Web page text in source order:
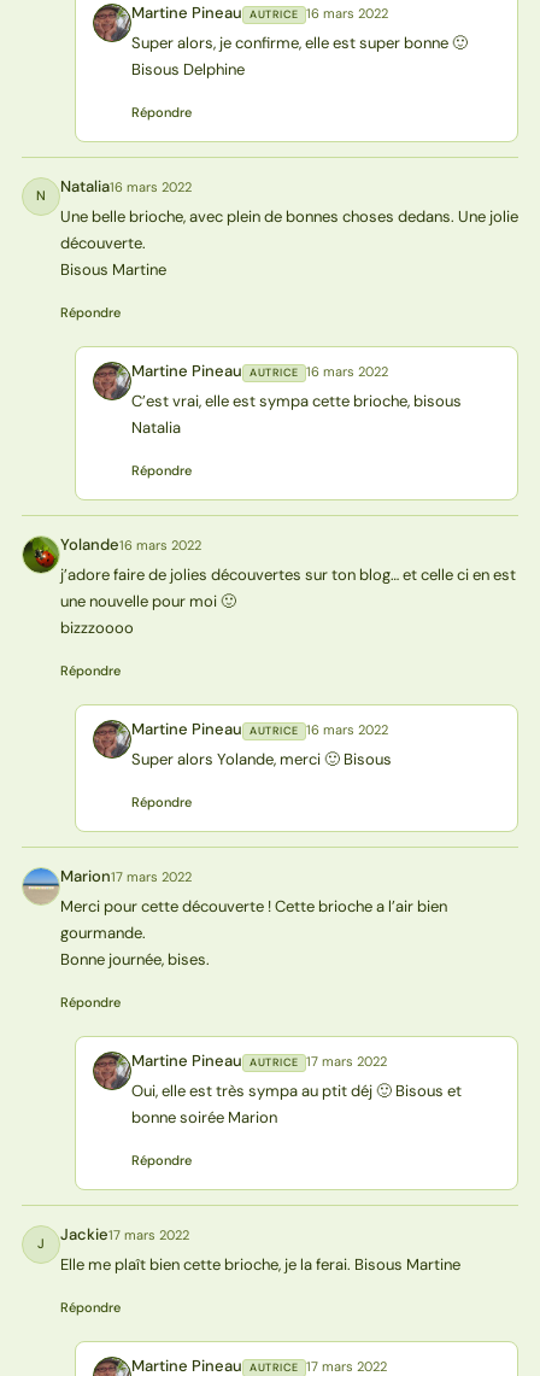
MP Martine Pineau AUTRICE 16 mars 2022
Super alors, je confirme, elle est super bonne 🙂
Bisous Delphine
Répondre
N Natalia16 mars 2022
Une belle brioche, avec plein de bonnes choses dedans. Une jolie
découverte.
Bisous Martine
Répondre
MP Martine Pineau AUTRICE 16 mars 2022
C’est vrai, elle est sympa cette brioche, bisous
Natalia
Répondre
Y Yolande16 mars 2022
j’adore faire de jolies découvertes sur ton blog… et celle ci en est
une nouvelle pour moi 🙂
bizzzoooo
Répondre
MP Martine Pineau AUTRICE 16 mars 2022
Super alors Yolande, merci 🙂 Bisous
Répondre
M Marion17 mars 2022
Merci pour cette découverte ! Cette brioche a l’air bien
gourmande.
Bonne journée, bises.
Répondre
MP Martine Pineau AUTRICE 17 mars 2022
Oui, elle est très sympa au ptit déj 🙂 Bisous et
bonne soirée Marion
Répondre
J Jackie17 mars 2022
Elle me plaît bien cette brioche, je la ferai. Bisous Martine
Répondre
Martine Pineau AUTRICE 17 mars 2022